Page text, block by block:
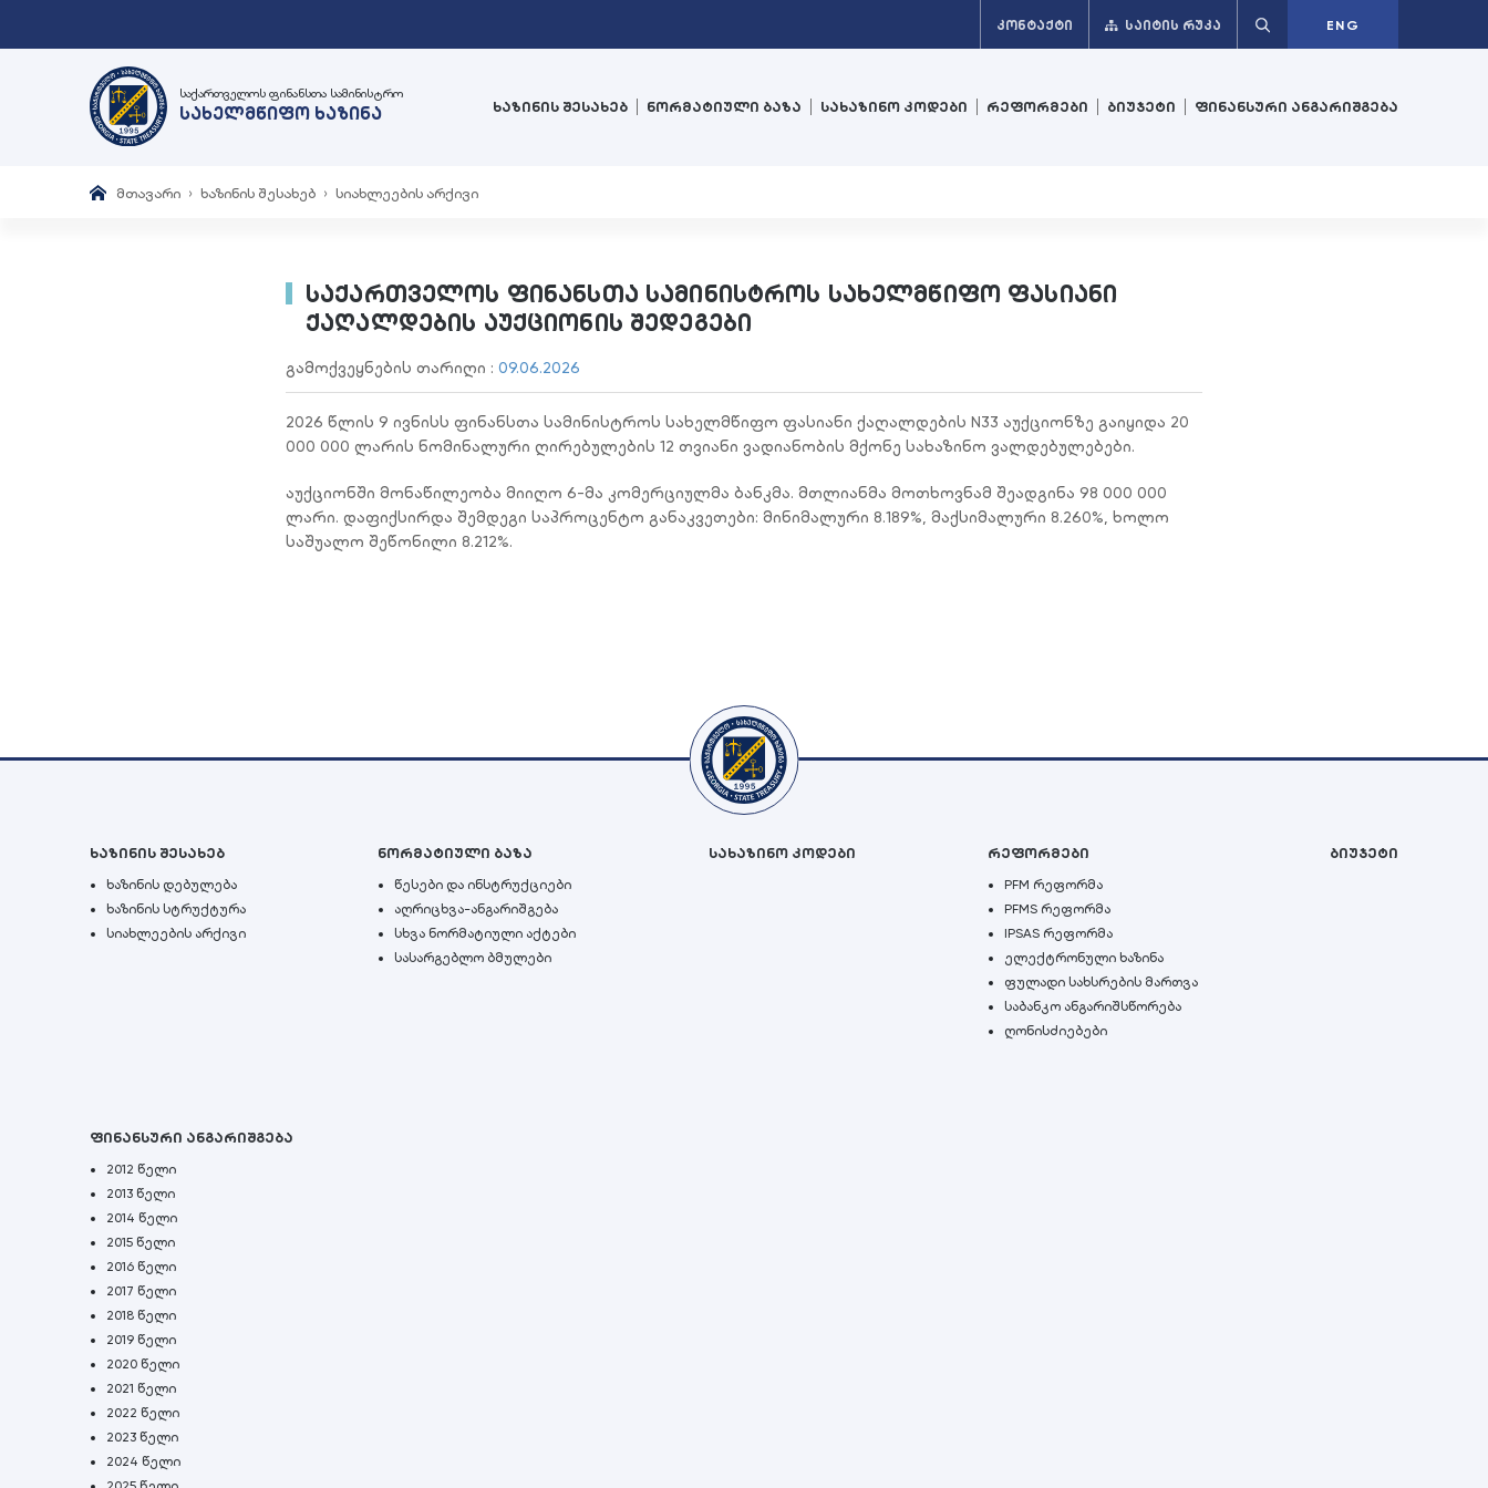
ᲙᲝᲜᲢᲐᲥᲢᲘ ᲡᲐᲘᲢᲘᲡ ᲠᲣᲙᲐ ENG
საქართველოს ფინანსთა სამინისტრო
სახელმწიფო ხაზინა ხაზინის შესახებ ნორმატიული ბაზა სახაზინო კოდები რეფორმები ბიუჯეტი ფინანსური ანგარიშგება
მთავარი ხაზინის შესახებ სიახლეების არქივი
საქართველოს ფინანსთა სამინისტროს სახელმწიფო ფასიანი
ქაღალდების აუქციონის შედეგები
გამოქვეყნების თარიღი :09.06.2026
2026 წლის 9 ივნისს ფინანსთა სამინისტროს სახელმწიფო ფასიანი ქაღალდების N33 აუქციონზე გაიყიდა 20
000 000 ლარის ნომინალური ღირებულების 12 თვიანი ვადიანობის მქონე სახაზინო ვალდებულებები.
აუქციონში მონაწილეობა მიიღო 6-მა კომერციულმა ბანკმა. მთლიანმა მოთხოვნამ შეადგინა 98 000 000
ლარი. დაფიქსირდა შემდეგი საპროცენტო განაკვეთები: მინიმალური 8.189%, მაქსიმალური 8.260%, ხოლო
საშუალო შეწონილი 8.212%.
ხაზინის შესახებ
ხაზინის დებულება
ხაზინის სტრუქტურა
სიახლეების არქივი
ნორმატიული ბაზა
წესები და ინსტრუქციები
აღრიცხვა-ანგარიშგება
სხვა ნორმატიული აქტები
სასარგებლო ბმულები
სახაზინო კოდები რეფორმები
PFM რეფორმა
PFMS რეფორმა
IPSAS რეფორმა
ელექტრონული ხაზინა
ფულადი სახსრების მართვა
საბანკო ანგარიშსწორება
ღონისძიებები
ბიუჯეტი
ფინანსური ანგარიშგება
2012 წელი
2013 წელი
2014 წელი
2015 წელი
2016 წელი
2017 წელი
2018 წელი
2019 წელი
2020 წელი
2021 წელი
2022 წელი
2023 წელი
2024 წელი